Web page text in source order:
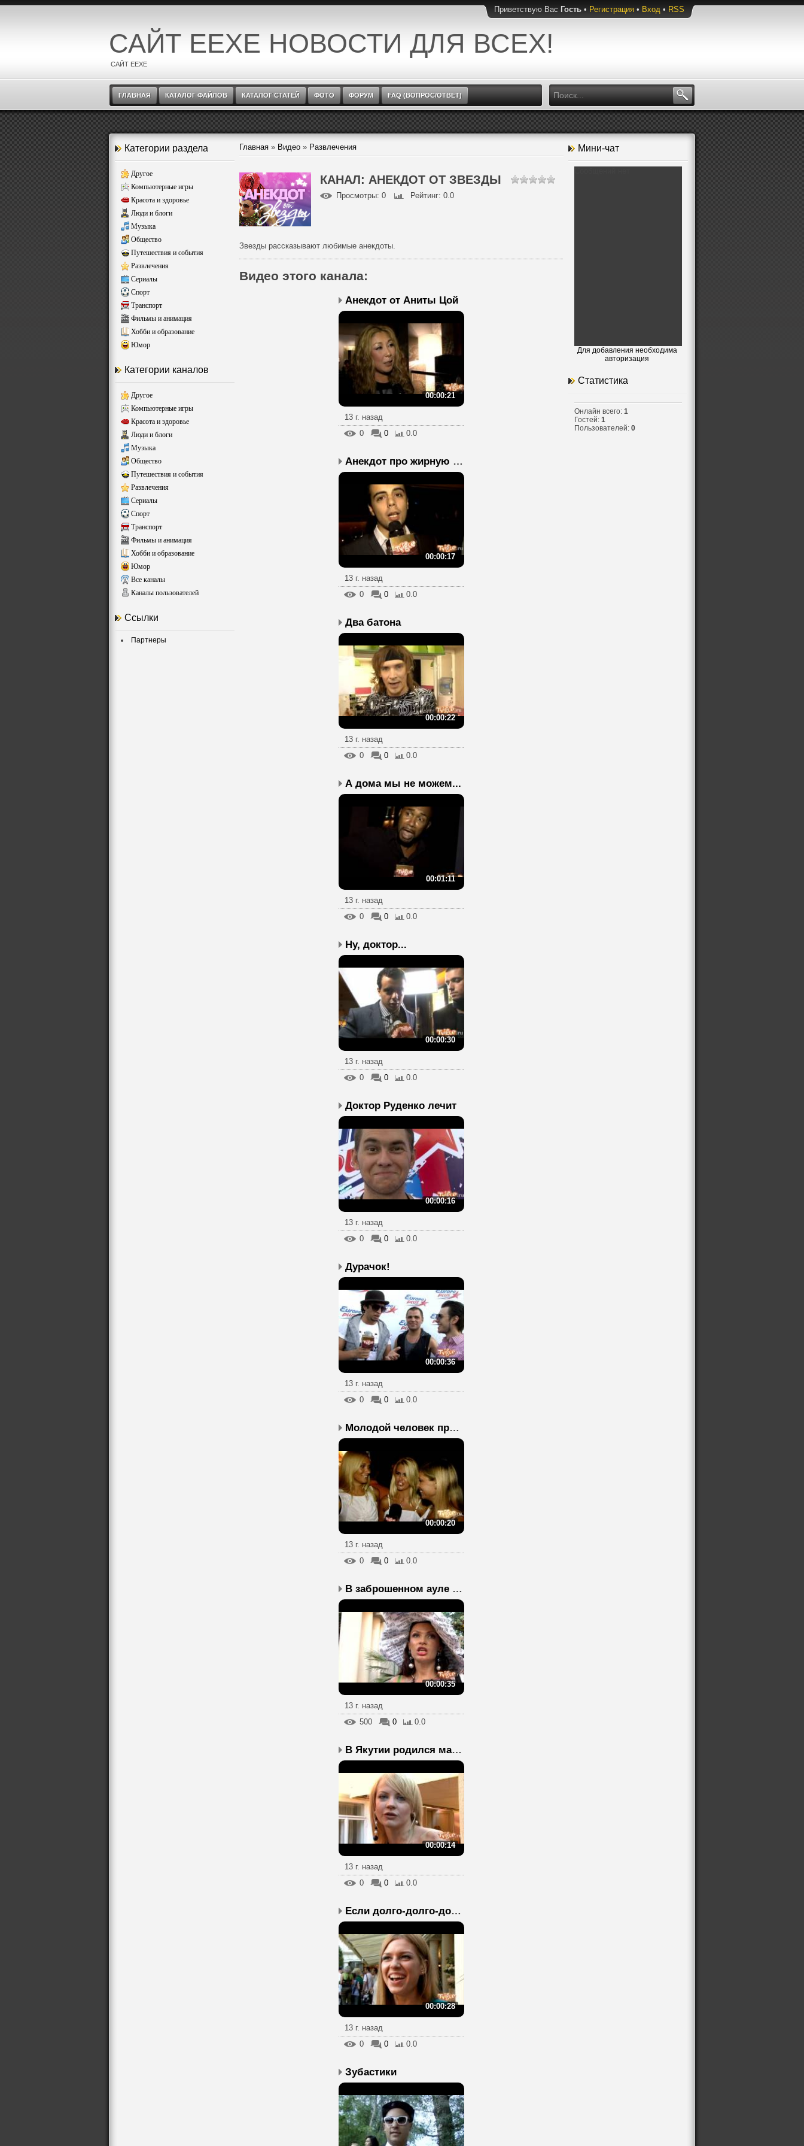
Приветствую Вас Гость • Регистрация • Вход • RSS
САЙТ EEXE НОВОСТИ ДЛЯ ВСЕХ!
САЙТ EEXE
ГЛАВНАЯ КАТАЛОГ ФАЙЛОВ КАТАЛОГ СТАТЕЙ ФОТО ФОРУМ FAQ (ВОПРОС/ОТВЕТ)
Категории раздела
Другое
Компьютерные игры
Красота и здоровье
Люди и блоги
Музыка
Общество
Путешествия и события
Развлечения
Сериалы
Спорт
Транспорт
Фильмы и анимация
Хобби и образование
Юмор
Категории каналов
Другое
Компьютерные игры
Красота и здоровье
Люди и блоги
Музыка
Общество
Путешествия и события
Развлечения
Сериалы
Спорт
Транспорт
Фильмы и анимация
Хобби и образование
Юмор
Все каналы
Каналы пользователей
Ссылки
Партнеры
Главная » Видео » Развлечения
КАНАЛ: АНЕКДОТ ОТ ЗВЕЗДЫ
Просмотры: 0 Рейтинг: 0.0
Звезды рассказывают любимые анекдоты.
Видео этого канала:
Анекдот от Аниты Цой
00:00:21
13 г. назад
0
0 0.0
Анекдот про жирную женщ...
00:00:17
13 г. назад
0
0 0.0
Два батона
00:00:22
13 г. назад
0
0 0.0
А дома мы не можем...
00:01:11
13 г. назад
0
0 0.0
Ну, доктор...
00:00:30
13 г. назад
0
0 0.0
Доктор Руденко лечит
00:00:16
13 г. назад
0
0 0.0
Дурачок!
00:00:36
13 г. назад
0
0 0.0
Молодой человек приводи...
00:00:20
13 г. назад
0
0 0.0
В заброшенном ауле мага...
00:00:35
13 г. назад
500
0 0.0
В Якутии родился мальчи...
00:00:14
13 г. назад
0
0 0.0
Если долго-долго-долго...
00:00:28
13 г. назад
0
0 0.0
Зубастики
Мини-чат
Для добавления необходима
авторизация
Статистика
Онлайн всего: 1
Гостей: 1
Пользователей: 0